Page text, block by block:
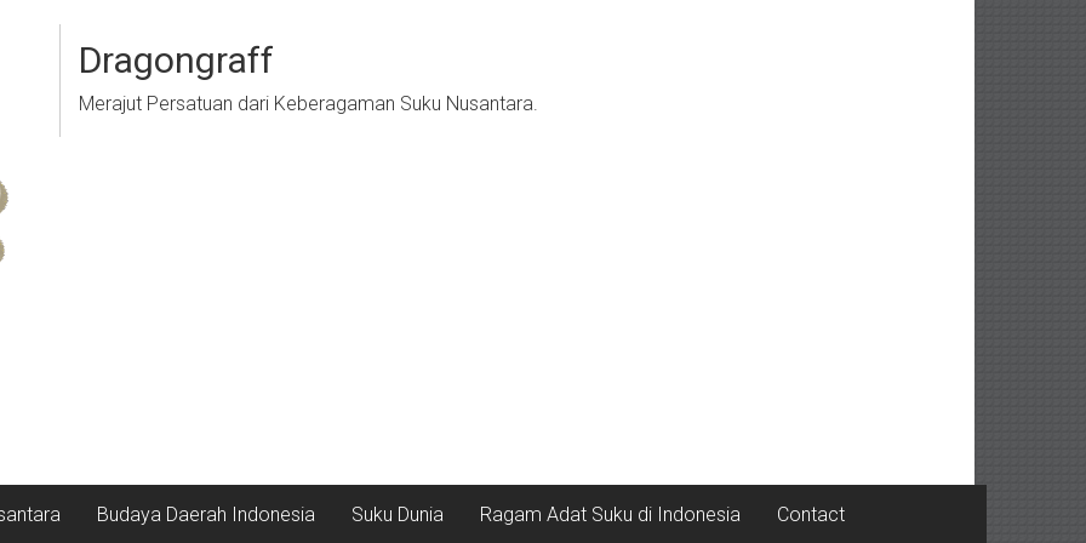
Dragongraff
Merajut Persatuan dari Keberagaman Suku Nusantara.
Budaya Daerah Indonesia Suku Dunia Ragam Adat Suku di Indonesia Contact